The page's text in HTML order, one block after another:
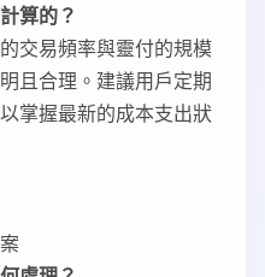
算的？
交易頻率與靈付的規模
且合理。建議用戶定期
掌握最新的成本支出狀